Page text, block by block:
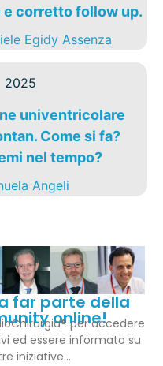
corretto follow up.
Egidy Assenza
2025
univentricolare
Come si fa?
nel tempo?
Angeli
far parte della
online!
per accedere
ed essere informato su
iniziative…